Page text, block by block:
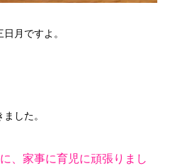
月ですよ。
した。
、家事に育児に頑張りまし